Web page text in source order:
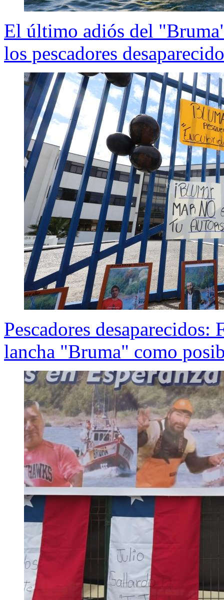
El último adiós del
los pescadores
Pescadores
lancha "Bruma" como